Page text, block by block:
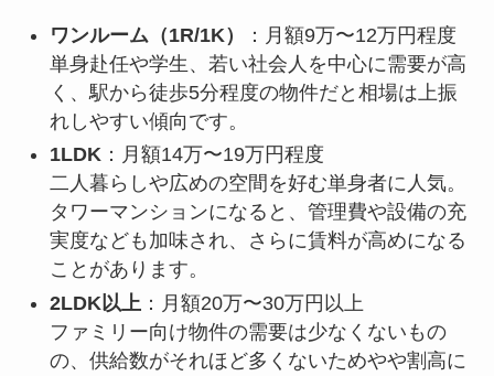
ワンルーム（1R/1K）
：月額9万〜12万円程度
単身赴任や学生、若い社会人を中心に需要が高
く、駅から徒歩5分程度の物件だと相場は上振
れしやすい傾向です。
1LDK：月額14万〜19万円程度
二人暮らしや広めの空間を好む単身者に人気。
タワーマンションになると、管理費や設備の充
実度なども加味され、さらに賃料が高めになる
ことがあります。
2LDK以上 ：月額20万〜30万円以上
ファミリー向け物件の需要は少なくないもの
の、供給数がそれほど多くないためやや割高に